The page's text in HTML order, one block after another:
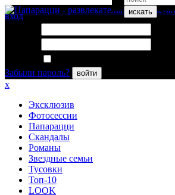
искать
вход
Забыли пароль?
войти
x
Эксклюзив
Фотосессии
Папарацци
Скандалы
Романы
Звездные семьи
Тусовки
Топ-10
LOOK